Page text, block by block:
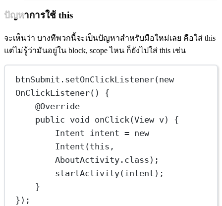
ปัญหาการใช้ this
จะเห็นว่า บางทีพวกนี้จะเป็นปัญหาสำหรับมือใหม่เลย คือใส่ this
แต่ไม่รู้ว่ามันอยู่ใน block, scope ไหน ก็ยังไปใส่ this เช่น
btnSubmit. setOnClickListener(new
OnClickListener() {
@Override
public void onClick(View v) {
Intent intent = new
Intent (this ,
AboutActivity.class);
startActivity(intent);
}
});